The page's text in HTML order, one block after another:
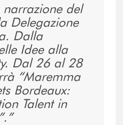
del
Delegazione
Dalla
Idee alla
Dal 26 al 28
“Maremma
Bordeaux:
Talent in